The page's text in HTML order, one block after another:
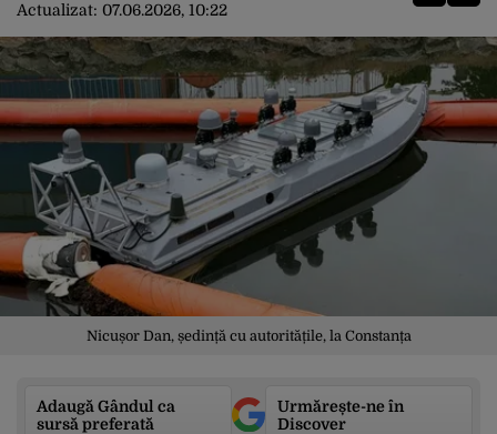
Actualizat: 07.06.2026, 10:22
Nicușor Dan, ședință cu autoritățile, la Constanța
Adaugă Gândul ca
sursă preferată
Urmărește-ne în
Discover